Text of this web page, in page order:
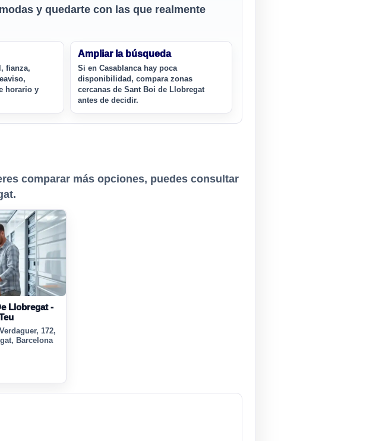
y quedarte con las que realmente
fianza,
horario y
Ampliar la búsqueda
Si en Casablanca hay poca
disponibilidad, compara zonas
cercanas de Sant Boi de Llobregat
antes de decidir.
comparar más opciones, puedes consultar
Llobregat -
172,
Barcelona